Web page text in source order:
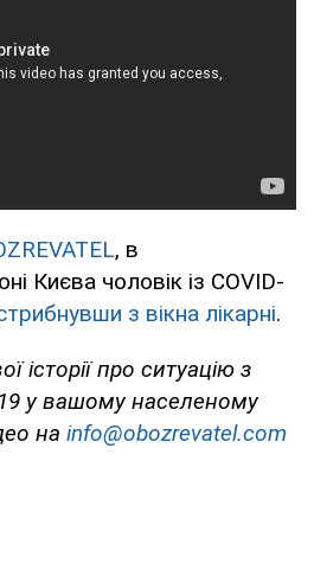
, в
Києва чоловік із COVID-
з вікна лікарні.
історії про ситуацію з
у вашому населеному
на info@obozrevatel.com